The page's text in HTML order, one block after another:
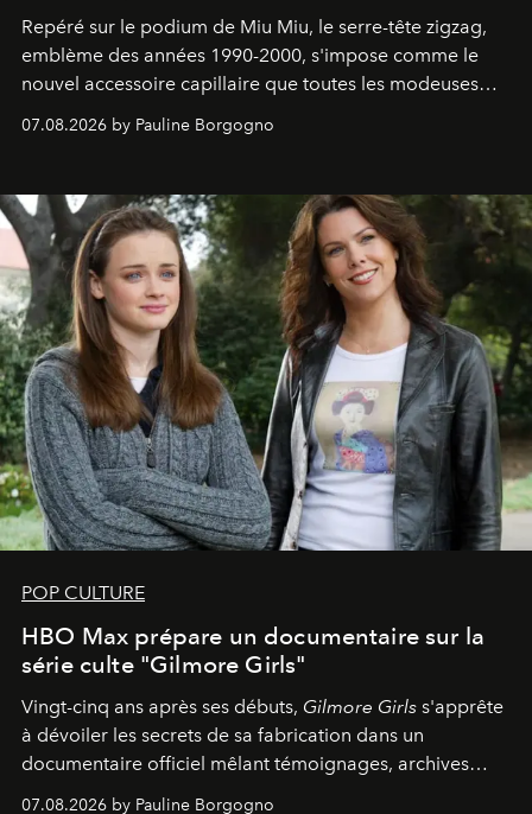
Repéré sur le podium de Miu Miu, le serre-tête zigzag,
emblème des années 1990-2000, s'impose comme le
nouvel accessoire capillaire que toutes les modeuses
s'arrachent déjà.
07.08.2026 by Pauline Borgogno
POP CULTURE
HBO Max prépare un documentaire sur la
série culte "Gilmore Girls"
Vingt-cinq ans après ses débuts, Gilmore Girls s'apprête
à dévoiler les secrets de sa fabrication dans un
documentaire officiel mêlant témoignages, archives
inédites et plongée dans les coulisses d'un phénomène
07.08.2026 by Pauline Borgogno